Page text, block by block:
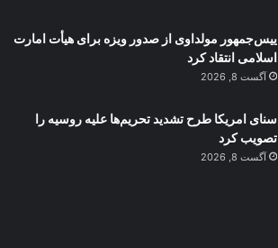
ییس‌جمهور مولداوی از صدور ویزه برای هیأت امارت
اسلامی انتقاد کرد
آگست 8, 2026
سنای امریکا طرح تشدید تحریم‌ها علیه روسیه را
تصویب کرد
آگست 8, 2026